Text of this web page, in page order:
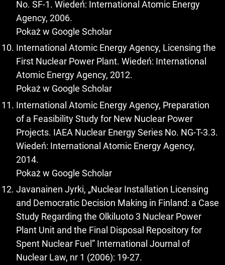
No. SF-1. Wiedeń: International Atomic Energy
Agency, 2006.
Pokaż w Google Scholar
International Atomic Energy Agency, Licensing the
First Nuclear Power Plant. Wiedeń: International
Atomic Energy Agency, 2012.
Pokaż w Google Scholar
International Atomic Energy Agency, Preparation
of a Feasibility Study for New Nuclear Power
Projects. IAEA Nuclear Energy Series No. NG-T-3.3.
Wiedeń: International Atomic Energy Agency,
2014.
Pokaż w Google Scholar
Javanainen Jyrki, „Nuclear Installation Licensing
and Democratic Decision Making in Finland: a Case
Study Regarding the Olkiluoto 3 Nuclear Power
Plant Unit and the Final Disposal Repository for
Spent Nuclear Fuel” International Journal of
Nuclear Law, nr 1 (2006): 19-27.